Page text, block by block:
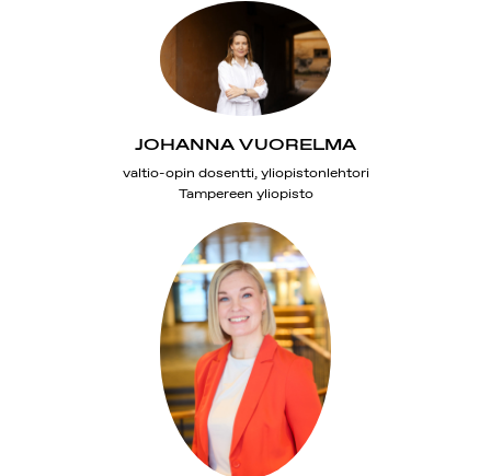
JOHANNA VUORELMA
valtio-opin dosentti, yliopistonlehtori
Tampereen yliopisto